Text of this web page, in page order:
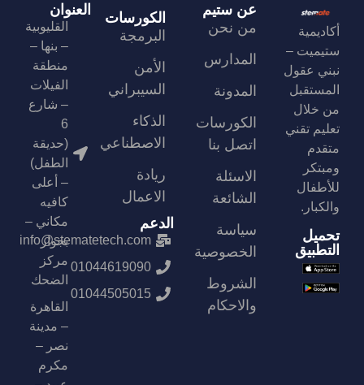
أكاديمية
ستيميت –
نبني عقول
المستقبل
من خلال
تعليم تقني
متقدم
ومبتكر
للأطفال
والكبار.
تحميل
التطبيق
عن ستيم
من نحن
المدارس
المدونة
الكورسات
اتصل بنا
الاسئلة
الشائعة
سياسة
الخصوصية
الشروط
والاحكام
الكورسات
البرمجة
الأمن
السيبراني
الذكاء
الاصطناعي
ريادة
الاعمال
الدعم
info@stematetech.com
01044619090
01044505015
العنوان
القليوبية
– بنها –
منطقة
الفيلات
– شارع
6
(حديقة
الطفل)
– أعلى
كافيه
مكاني –
بجوار
مركز
الضحك
القاهرة
– مدينة
نصر –
مكرم